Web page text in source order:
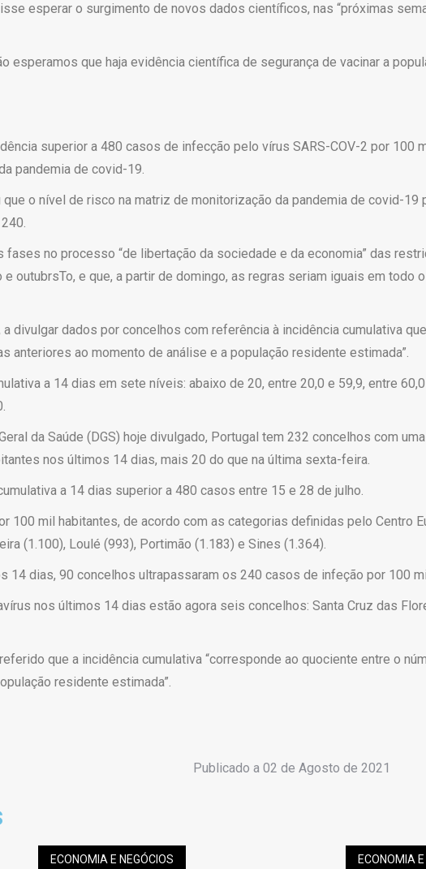
esperar o surgimento de novos dados científicos, nas “próximas
esperamos que haja evidência científica de segurança de vacinar a
superior a 480 casos de infecção pelo vírus SARS-COV-2 por 100
pandemia de covid-19.
o nível de risco na matriz de monitorização da pandemia de covid-
no processo “de libertação da sociedade e da economia” das
outubrsTo, e que, a partir de domingo, as regras seriam iguais em todo
divulgar dados por concelhos com referência à incidência cumulativa
anteriores ao momento de análise e a população residente estimada”.
a 14 dias em sete níveis: abaixo de 20, entre 20,0 e 59,9, entre
da Saúde (DGS) hoje divulgado, Portugal tem 232 concelhos com
nos últimos 14 dias, mais 20 do que na última sexta-feira.
a 14 dias superior a 480 casos entre 15 e 28 de julho.
100 mil habitantes, de acordo com as categorias definidas pelo Centro
(1.100), Loulé (993), Portimão (1.183) e Sines (1.364).
14 dias, 90 concelhos ultrapassaram os 240 casos de infeção por 100
nos últimos 14 dias estão agora seis concelhos: Santa Cruz das
que a incidência cumulativa “corresponde ao quociente entre o
residente estimada”.
Publicado a 02 de Agosto de 2021
ECONOMIA E NEGÓCIOS ECONOMIA